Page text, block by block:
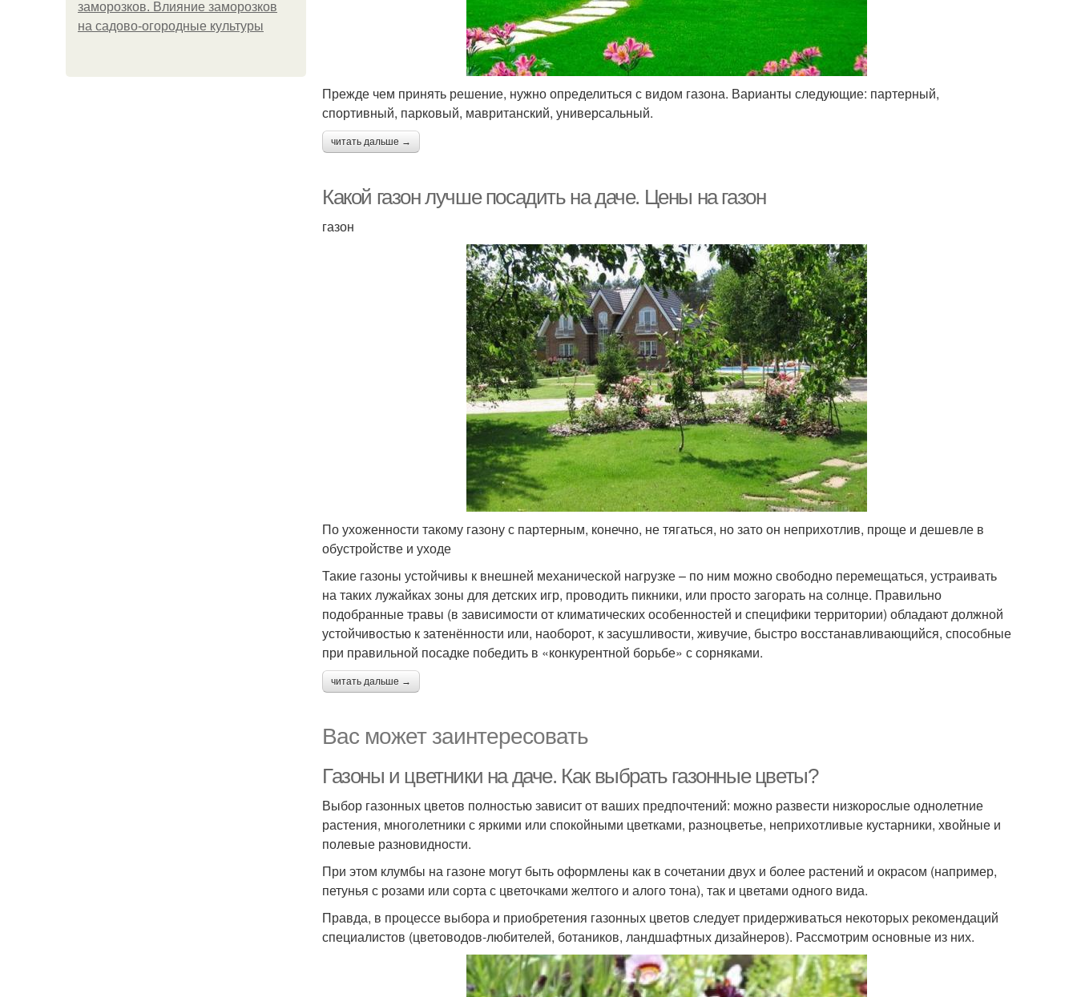
заморозков. Влияние заморозков
на садово-огородные культуры
Прежде чем принять решение, нужно определиться с видом газона. Варианты следующие: партерный,
спортивный, парковый, мавританский, универсальный.
читать дальше →
Какой газон лучше посадить на даче. Цены на газон
газон
По ухоженности такому газону с партерным, конечно, не тягаться, но зато он неприхотлив, проще и дешевле в
обустройстве и уходе
Такие газоны устойчивы к внешней механической нагрузке – по ним можно свободно перемещаться, устраивать
на таких лужайках зоны для детских игр, проводить пикники, или просто загорать на солнце. Правильно
подобранные травы (в зависимости от климатических особенностей и специфики территории) обладают должной
устойчивостью к затенённости или, наоборот, к засушливости, живучие, быстро восстанавливающийся, способные
при правильной посадке победить в «конкурентной борьбе» с сорняками.
читать дальше →
Вас может заинтересовать
Газоны и цветники на даче. Как выбрать газонные цветы?
Выбор газонных цветов полностью зависит от ваших предпочтений: можно развести низкорослые однолетние
растения, многолетники с яркими или спокойными цветками, разноцветье, неприхотливые кустарники, хвойные и
полевые разновидности.
При этом клумбы на газоне могут быть оформлены как в сочетании двух и более растений и окрасом (например,
петунья с розами или сорта с цветочками желтого и алого тона), так и цветами одного вида.
Правда, в процессе выбора и приобретения газонных цветов следует придерживаться некоторых рекомендаций
специалистов (цветоводов-любителей, ботаников, ландшафтных дизайнеров). Рассмотрим основные из них.